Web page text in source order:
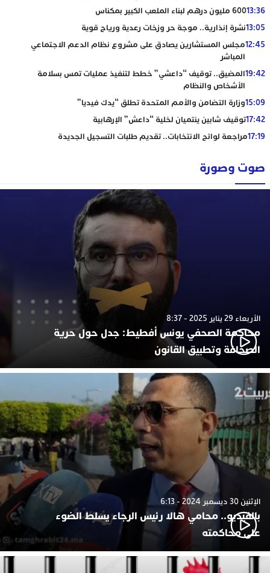
13:36600 مليون درهم لبناء الملعب الكبير بمكناس
13:05نشرة إنذارية.. موجة حر وزخات رعدية ورياح قوية
12:45مجلس المستشارين يصادق على مشروع نظام الدعم الاجتماعي
المباشر
19:42المضيق.. توقيف “داعشي” خطط لتنفيذ عمليات تمس بسلامة
الأشخاص والنظام
15:09وزارة التضامن والأمم المتحدة تطلق “يدك فيديا”
17:42توقيف شابين ينتميان لخلية “داعش” الإرهابية
17:19مراجعة لوائح الانتخابات.. تقديم طلبات التسجيل الجديدة
صوت وصورة
الأربعاء 29 يناير 2025 - 8:37
محاكمة الصحفي يونس أفطيط: جدل حول حرية
الصحافة وتطبيق القانون
الإثنين 30 ديسمبر 2024 - 6:13
بالفيديو.. محامي هالا رئيس الرجاء يسلط الضوء
على محاكمته